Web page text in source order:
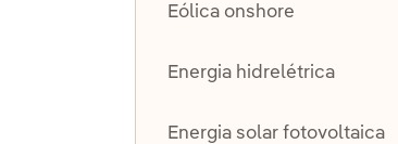
Eólica onshore
Energia hidrelétrica
Energia solar fotovoltaica